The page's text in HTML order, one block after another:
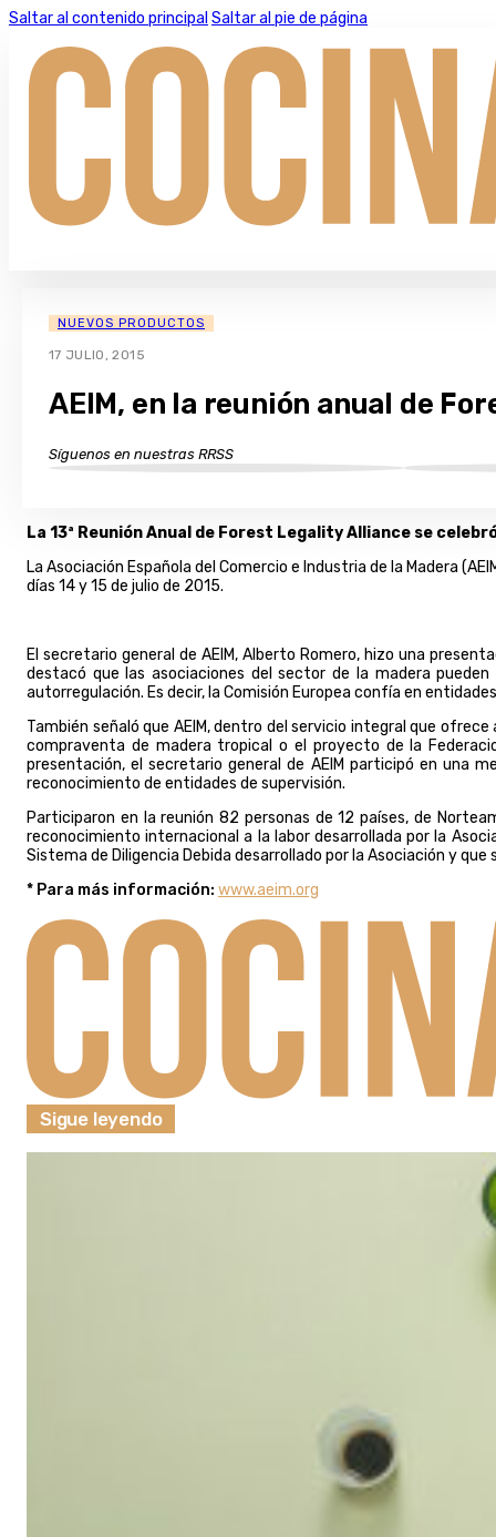
Saltar al contenido principal Saltar al pie de página
NUEVOS PRODUCTOS
17 JULIO, 2015
AEIM, en la reunión anual de
Síguenos en nuestras RRSS
La 13ª Reunión Anual de Forest Legality Alliance se
La Asociación Española del Comercio e Industria de la Madera
días 14 y 15 de julio de 2015.
El secretario general de AEIM, Alberto Romero, hizo una
destacó que las asociaciones del sector de la madera
autorregulación. Es decir, la Comisión Europea confía en
También señaló que AEIM, dentro del servicio integral que
compraventa de madera tropical o el proyecto de la
presentación, el secretario general de AEIM participó en una
reconocimiento de entidades de supervisión.
Participaron en la reunión 82 personas de 12 países, de
reconocimiento internacional a la labor desarrollada por la
Sistema de Diligencia Debida desarrollado por la Asociación y
* Para más información: www.aeim.org
Sigue leyendo